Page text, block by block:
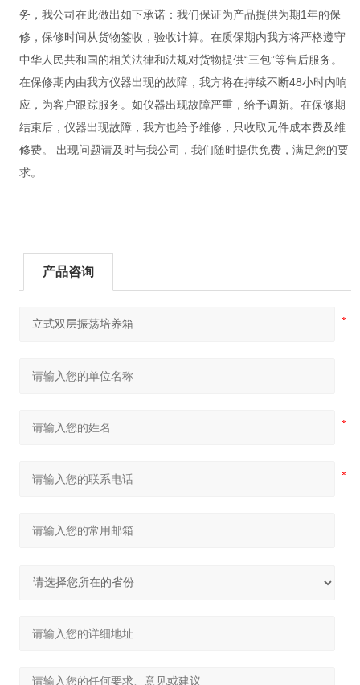
务，我公司在此做出如下承诺：我们保证为产品提供为期1年的保
修，保修时间从货物签收，验收计算。在质保期内我方将严格遵守
中华人民共和国的相关法律和法规对货物提供“三包”等售后服务。
在保修期内由我方仪器出现的故障，我方将在持续不断48小时内响
应，为客户跟踪服务。如仪器出现故障严重，给予调新。在保修期
结束后，仪器出现故障，我方也给予维修，只收取元件成本费及维
修费。 出现问题请及时与我公司，我们随时提供免费，满足您的要
求。
产品咨询